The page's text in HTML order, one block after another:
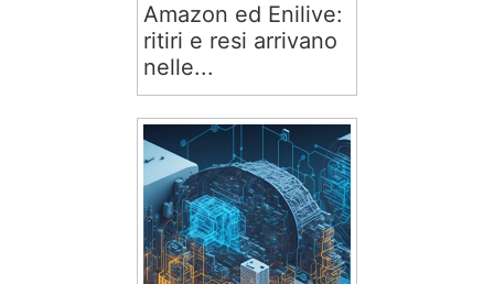
Amazon ed Enilive:
ritiri e resi arrivano
nelle...